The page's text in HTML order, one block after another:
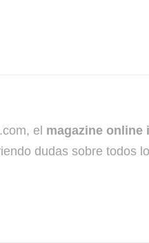
el magazine online
dudas sobre todos